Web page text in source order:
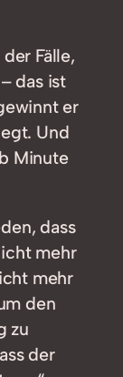
Fälle,
das ist
er
Und
Minute
dass
mehr
mehr
den
zu
der